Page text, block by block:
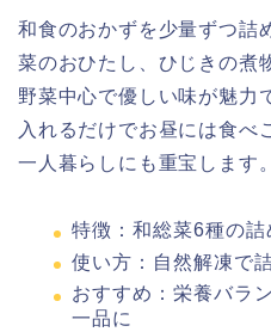
和食のおかずを少量ずつ詰
菜のおひたし、ひじきの煮
野菜中心で優しい味が魅力
入れるだけでお昼には食べ
一人暮らしにも重宝します。
特徴：和総菜6種の
使い方：自然解凍で
おすすめ：栄養バラ
一品に